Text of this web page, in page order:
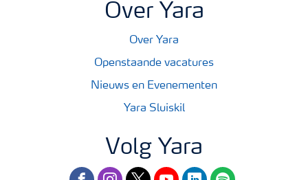
Over Yara
Over Yara
Openstaande vacatures
Nieuws en Evenementen
Yara Sluiskil
Volg Yara
facebookinstagram
twitteryoutubelinkedinspotify